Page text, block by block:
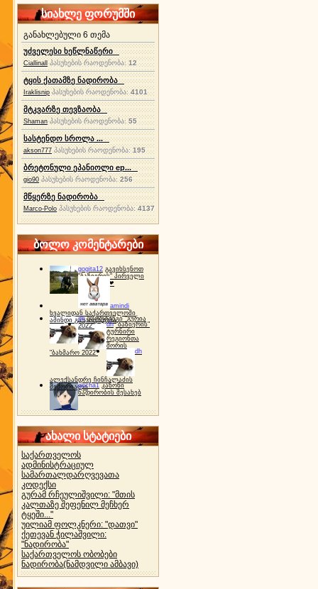
სიახლე ფორუმში
განახლებული 6 თემა
უძველესი ხეწლნაწერი
Ciallinall პასუხების რაოდენობა:12
ტყის ქათამზე ნადირობა
Iraklisnip პასუხების რაოდენობა: 4101
მტკვარზე თევზაობა
Shaman პასუხების რაოდენობა:55
სასტენდო სროლა ...
akson777 პასუხების რაოდენობა:195
ბრეტონული ეპანიოლი ep...
gio90 პასუხების რაოდენობა:256
მწყერზე ნადირობა
Marco-Polo პასუხების რაოდენობა:4137
ბოლო კომენტარები
gogita12 გავიხსენოთ
"ბაზიერის" პირველი
ტურნირი ❤
amindi
ხვალიდან საქართველოში
ამინდი გაუარესდება
dh სპორტინგი "გურია
2022"
dh "ბაზიერის"
ტურნირი
რეგიონთა
შორის
"ბახმარო 2022"
dh
ალექსანდრე ჩინჩალაძის
მემორიალიgocha1 კანონი
ნადირობის შესახებ
ახალი სტატიები
საქართველოს
ადმინისტრაციულ
სამართალდარღვევათა
კოდექსი
გურამ რჩეულიშვილი: "მთის
კალთაზე შეფენილ მეჩხერ
ტყეში..."
უილიამ ფოლკნერი: "დათვი"
ქეთევან ჭილაშვილი:
"ნადირობა"
საქართველოს ობობები
ნადირობა(ნამდვილი ამბავი)